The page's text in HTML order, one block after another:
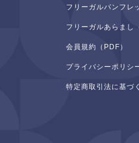
フリーガルパンフレ
フリーガルあらまし
会員規約（PDF）
プライバシーポリシ
特定商取引法に基づ